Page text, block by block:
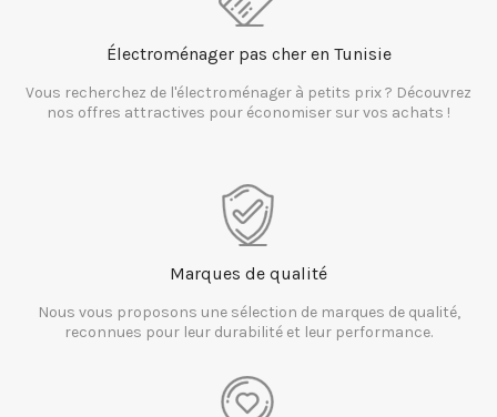
Électroménager pas cher en Tunisie
Vous recherchez de l'électroménager à petits prix ? Découvrez
nos offres attractives pour économiser sur vos achats !
Marques de qualité
Nous vous proposons une sélection de marques de qualité,
reconnues pour leur durabilité et leur performance.